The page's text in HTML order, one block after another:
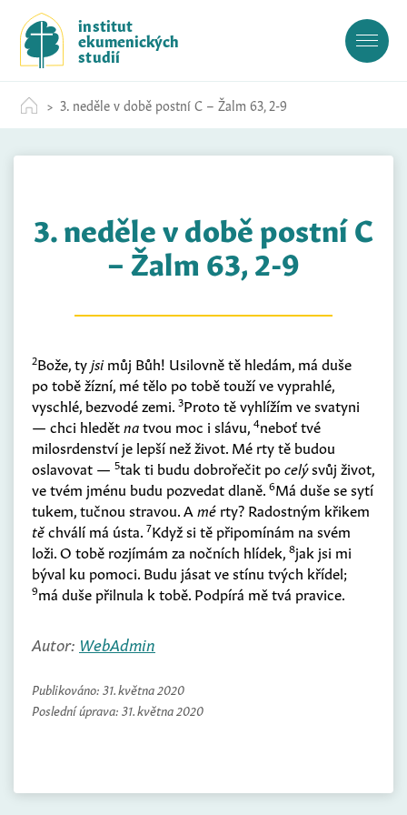
c
institut
ekumenických
studií
3. neděle v době postní C – Žalm 63, 2-9
3. neděle v době postní C
– Žalm 63, 2-9
2Bože, tyjsimůj Bůh! Usilovně tě hledám, má duše
po tobě žízní, mé tělo po tobě touží ve vyprahlé,
vyschlé, bezvodé zemi. 3Proto tě vyhlížím ve svatyni
— chci hledětnatvou moc i slávu, 4neboť tvé
milosrdenství je lepší než život. Mé rty tě budou
oslavovat — 5tak ti budu dobrořečit pocelýsvůj život,
ve tvém jménu budu pozvedat dlaně. 6Má duše se sytí
tukem, tučnou stravou. A mé rty? Radostným křikem
těchválí má ústa. 7Když si tě připomínám na svém
loži. O tobě rozjímám za nočních hlídek, 8jak jsi mi
býval ku pomoci. Budu jásat ve stínu tvých křídel;
9má duše přilnula k tobě. Podpírá mě tvá pravice.
Autor: WebAdmin
Publikováno: 31. května 2020
Poslední úprava: 31. května 2020